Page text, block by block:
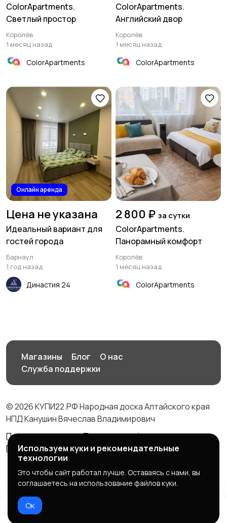
ColorApartments.
Светлый простор
Королёв
1 месяц назад
ColorApartments
ColorApartments.
Английский двор
Королёв
1 месяц назад
ColorApartments
Онлайн аренда
Цена не указана
Идеальный вариант для
гостей города
Барнаул
1 год назад
Династия 24
2 800 ₽ за сутки
ColorApartments.
Панорамный комфорт
Королёв
1 месяц назад
ColorApartments
Магазины Блог
О нас
Служба поддержки
© 2026 КУПИ22.РФ Народная доска Алтайского края
НПД Канушин Вячеслав Владимирович
Правила сервиса
Политика конфиденциальности
Политика использования cookie
Используем куки и рекомендательные
технологии
Это чтобы сайт работал лучше. Оставаясь с нами, вы
соглашаетесь на использование файлов куки.
Ок